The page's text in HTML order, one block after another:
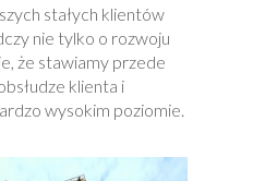
stałych klientów
nie tylko o rozwoju
że stawiamy przede
klienta i
wysokim poziomie.